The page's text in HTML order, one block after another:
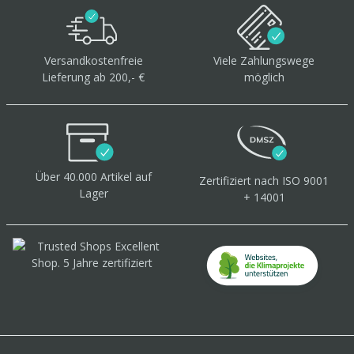
Versandkostenfreie
Lieferung ab 200,- €
Viele Zahlungswege
möglich
Über 40.000 Artikel auf
Lager
Zertifiziert nach ISO 9001
+ 14001